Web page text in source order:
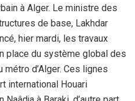
à Alger. Le ministre des
de base, Lakhdar
hier mardi, les travaux
place du système global des
d’Alger. Ces lignes
international Houari